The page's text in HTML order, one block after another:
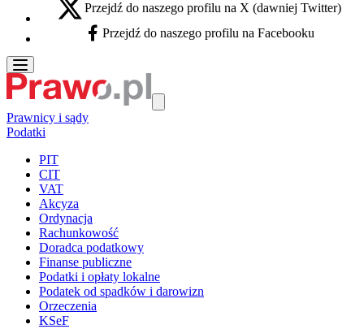
X - otwiera się w nowej karcie
Przejdź do naszego profilu na X (dawniej Twitter)
Facebook - otwiera się w nowej karcie
Przejdź do naszego profilu na Facebooku
Prawnicy i sądy
Podatki
PIT
CIT
VAT
Akcyza
Ordynacja
Rachunkowość
Doradca podatkowy
Finanse publiczne
Podatki i opłaty lokalne
Podatek od spadków i darowizn
Orzeczenia
KSeF